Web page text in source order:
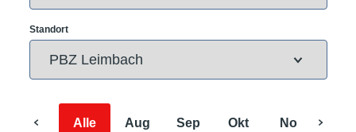
Standort
Alle Aug Sep Okt Nov